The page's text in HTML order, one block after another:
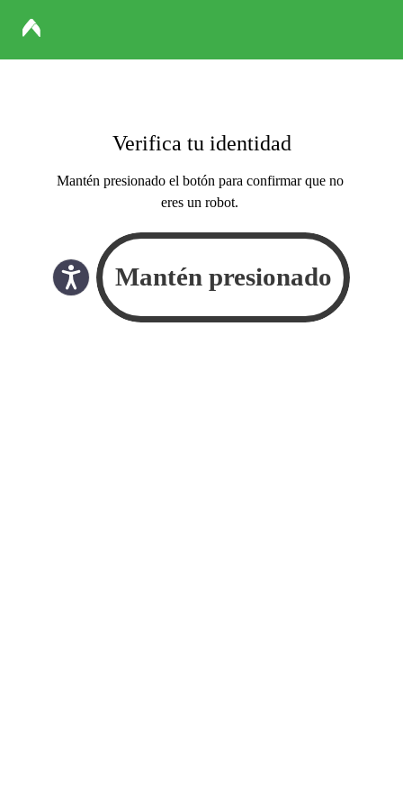
Verifica tu identidad
Mantén presionado el botón para confirmar que no
eres un robot.